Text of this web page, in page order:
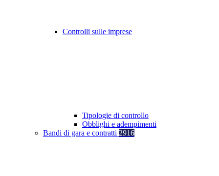
Controlli sulle imprese
Tipologie di controllo
Obblighi e adempimenti
Bandi di gara e contratti 2916